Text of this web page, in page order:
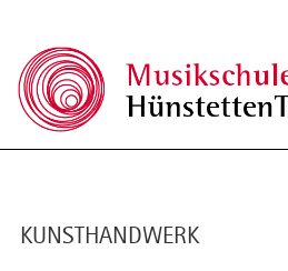
KUNSTHANDWERK